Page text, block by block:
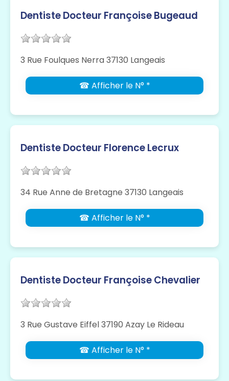
Dentiste Docteur Françoise Bugeaud
3 Rue Foulques Nerra 37130 Langeais
☎ Afficher le N° *
Dentiste Docteur Florence Lecrux
34 Rue Anne de Bretagne 37130 Langeais
☎ Afficher le N° *
Dentiste Docteur Françoise Chevalier
3 Rue Gustave Eiffel 37190 Azay Le Rideau
☎ Afficher le N° *